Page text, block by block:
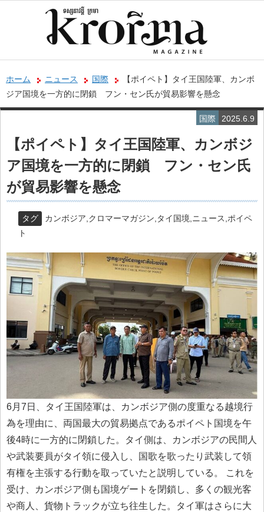
ホーム ニュース 国際
【ポイペト】タイ王国陸軍、カンボ
ジア国境を一方的に閉鎖 フン・セン氏が貿易影響を懸念
2025.6.9
国際
【ポイペト】タイ王国陸軍、カンボジ
ア国境を一方的に閉鎖 フン・セン氏
が貿易影響を懸念
タグ カンボジア クロマーマガジン タイ国境 ニュース ポイペ
ト
6月7日、タイ王国陸軍は、カンボジア側の度重なる越境行
為を理由に、両国最大の貿易拠点であるポイペト国境を午
後4時に一方的に閉鎖した。タイ側は、カンボジアの民間人
や武装要員がタイ領に侵入し、国歌を歌ったり武装して領
有権を主張する行動を取っていたと説明している。 これを
受け、カンボジア側も国境ゲートを閉鎖し、多くの観光客
や商人、貨物トラックが立ち往生した。タイ軍はさらに大